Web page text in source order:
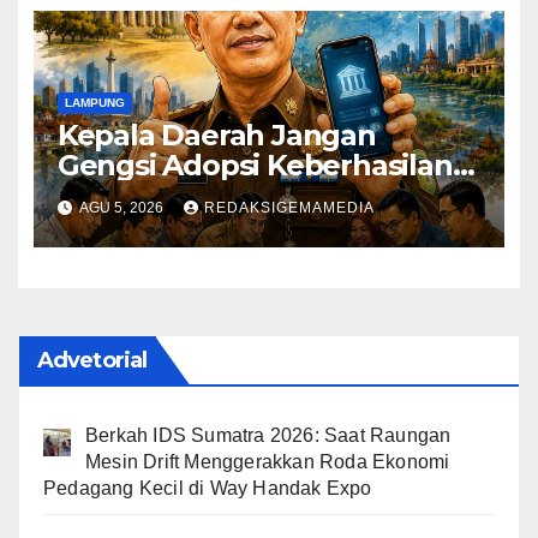
LAMPUNG
Kepala Daerah Jangan
Gengsi Adopsi Keberhasilan
Daerah Lain
AGU 5, 2026 REDAKSIGEMAMEDIA
Advetorial
Berkah IDS Sumatra 2026: Saat Raungan
Mesin Drift Menggerakkan Roda Ekonomi
Pedagang Kecil di Way Handak Expo